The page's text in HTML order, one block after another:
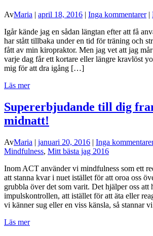
AvMaria | april 18, 2016 | Inga kommentarer|
Igår kände jag en sådan längtan efter att få
har stått tillbaka under en tid för träning och
fått av min kiropraktor. Men jag vet att jag
varje dag får ett kortare eller längre kravlöst
mig för att dra igång […]
Läs mer
Supererbjudande till dig
midnatt!
AvMaria | januari 20, 2016 | Inga
Mindfulness, Mitt bästa jag 2016
Inom ACT använder vi mindfulness som ett
att stanna kvar i nuet istället för att oroa oss
grubbla över det som varit. Det hjälper oss att
impulskontrollen, att istället för att äta eller
vi känner sug eller en viss känsla, så stannar
Läs mer